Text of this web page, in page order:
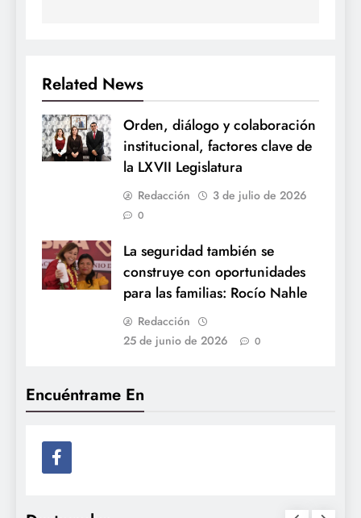
Encuéntrame En
Related News
Orden, diálogo y colaboración
institucional, factores clave de
la LXVII Legislatura
Redacción 3 de julio de 2026
0
La seguridad también se
construye con oportunidades
para las familias: Rocío Nahle
Redacción
25 de junio de 2026
0